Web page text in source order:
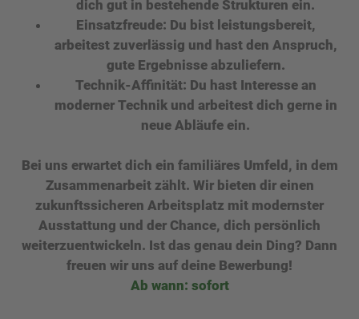
dich gut in bestehende Strukturen ein.
Einsatzfreude: Du bist leistungsbereit,
arbeitest zuverlässig und hast den Anspruch,
gute Ergebnisse abzuliefern.
Technik-Affinität: Du hast Interesse an
moderner Technik und arbeitest dich gerne in
neue Abläufe ein.
Bei uns erwartet dich ein familiäres Umfeld, in dem
Zusammenarbeit zählt. Wir bieten dir einen
zukunftssicheren Arbeitsplatz mit modernster
Ausstattung und der Chance, dich persönlich
weiterzuentwickeln. Ist das genau dein Ding? Dann
freuen wir uns auf deine Bewerbung!
Ab wann: sofort